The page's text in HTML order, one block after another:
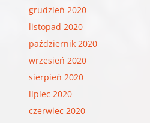
grudzień 2020
listopad 2020
październik 2020
wrzesień 2020
sierpień 2020
lipiec 2020
czerwiec 2020